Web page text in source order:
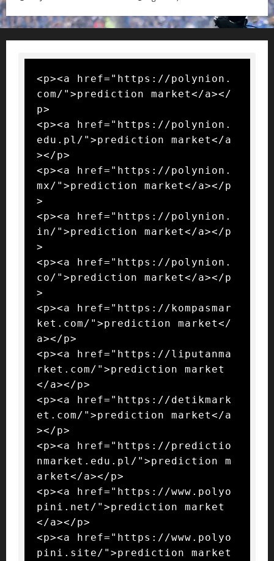
<p><a href="https://polynion.
com/">prediction market</a></
p>
<p><a href="https://polynion.
edu.pl/">prediction market</a
></p>
<p><a href="https://polynion.
mx/">prediction market</a></p
>
<p><a href="https://polynion.
in/">prediction market</a></p
>
<p><a href="https://polynion.
co/">prediction market</a></p
>
<p><a href="https://kompasmar
ket.com/">prediction market</
a></p>
<p><a href="https://liputanma
rket.com/">prediction market
</a></p>
<p><a href="https://detikmark
et.com/">prediction market</a
></p>
<p><a href="https://predictio
nmarket.edu.pl/">prediction m
arket</a></p>
<p><a href="https://www.polyo
pini.net/">prediction market
</a></p>
<p><a href="https://www.polyo
pini.site/">prediction market